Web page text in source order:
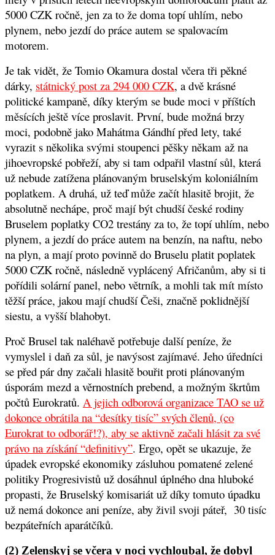
5000 CZK ročně, jen za to že doma topí uhlím, nebo
plynem, nebo jezdí do práce autem se spalovacím
motorem.
Je tak vidět, že Tomio Okamura dostal včera tři pěkné
dárky, státnický post za 294 000 CZK, a dvě krásné
politické kampaně, díky kterým se bude moci v příštích
měsících ještě více proslavit. První, bude možná brzy
moci, podobně jako Mahátma Gándhí před lety, také
vyrazit s několika svými stoupenci pěšky někam až na
jihoevropské pobřeží, aby si tam odpařil vlastní sůl, která
už nebude zatížena plánovaným bruselským koloniálním
poplatkem. A druhá, už teď může začít hlasitě brojit, že
absolutně nechápe, proč mají být chudší české rodiny
Bruselem poplatky CO2 trestány za to, že topí uhlím, nebo
plynem, a jezdí do práce autem na benzín, na naftu, nebo
na plyn, a mají proto povinně do Bruselu platit poplatek
5000 CZK ročně, následně vyplácený Afričanům, aby si ti
pořídili solární panel, nebo větrník, a mohli tak mít místo
těžší práce, jakou mají chudší Češi, značně poklidnější
siestu, a vyšší blahobyt.
Proč Brusel tak naléhavě potřebuje další peníze, že
vymyslel i daň za sůl, je navýsost zajímavé. Jeho úředníci
se před pár dny začali hlasitě bouřit proti plánovaným
úsporám mezd a věrnostních prebend, a možným škrtům
počtů Eurokratů. A jejich odborová organizace TAO se už
dokonce obrátila na “desítky tisíc” svých členů, (co
Eurokrat to odborář!?), aby se aktivně začali hlásit za své
právo na získání “definitivy”. Ergo, opět se ukazuje, že
úpadek evropské ekonomiky zásluhou pomatené zelené
politiky Progresivistů už dosáhnul úplného dna hluboké
propasti, že Bruselský komisariát už díky tomuto úpadku
už nemá dokonce ani peníze, aby živil svoji páteř, 30 tisíc
bezpáteřních aparátčíků.
(2) Zelenskyj se včera v noci vychloubal, že dobyl